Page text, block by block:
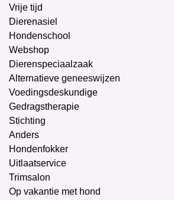
Vrije tijd
Dierenasiel
Hondenschool
Webshop
Dierenspeciaalzaak
Alternatieve geneeswijzen
Voedingsdeskundige
Gedragstherapie
Stichting
Anders
Hondenfokker
Uitlaatservice
Trimsalon
Op vakantie met hond